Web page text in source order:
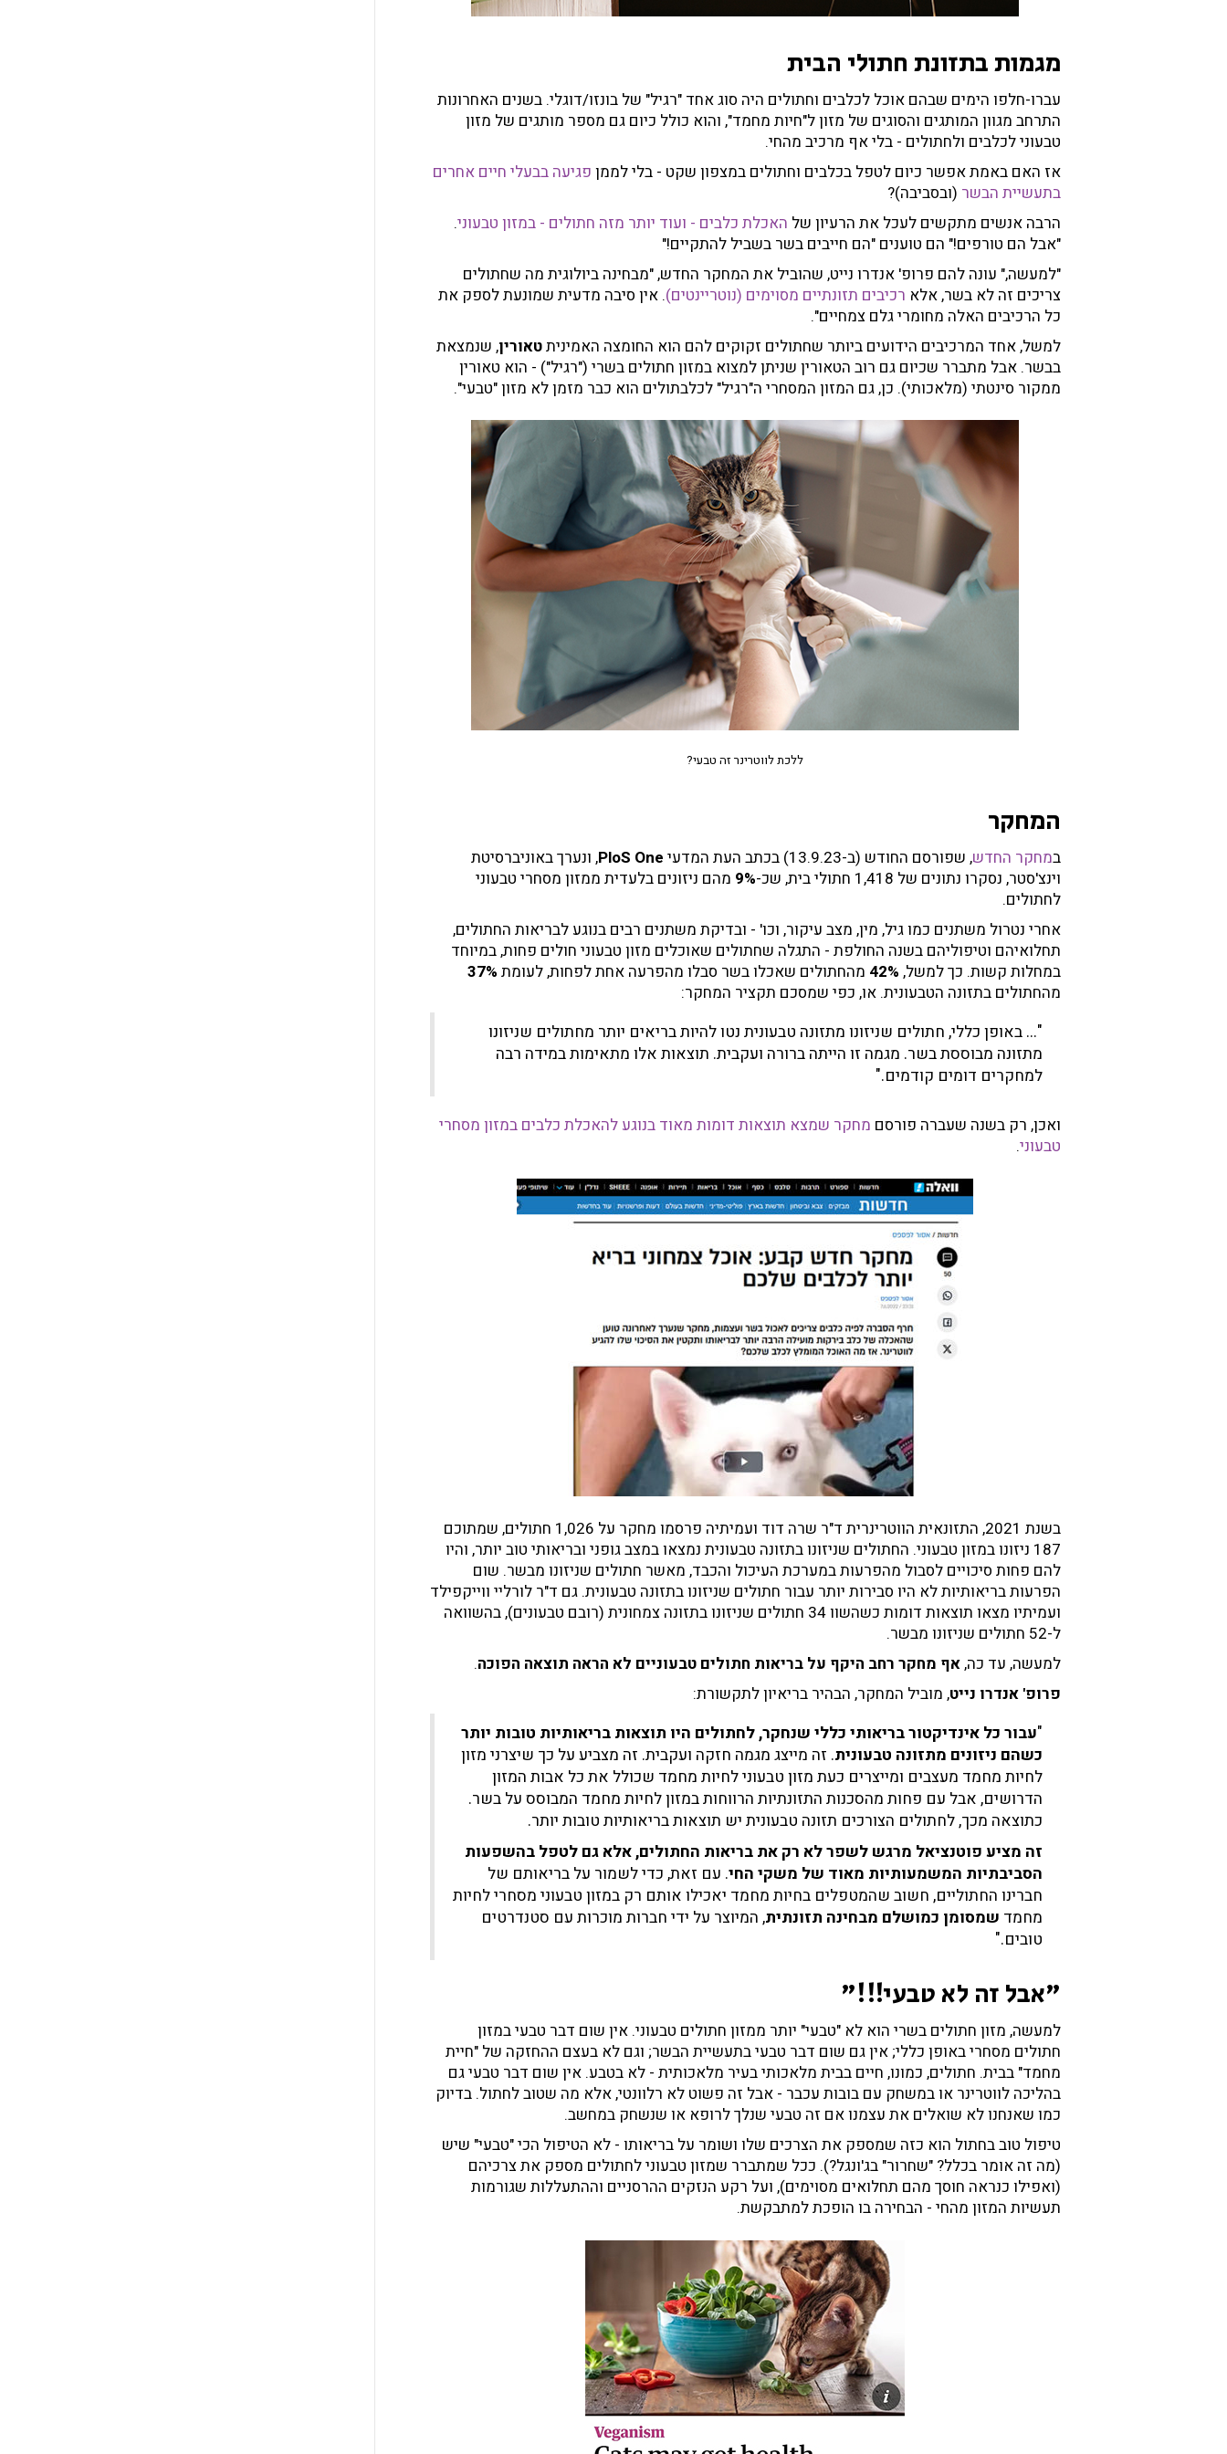
מגמות בתזונת חתולי הבית
עברו-חלפו הימים שבהם אוכל לכלבים וחתולים היה סוג אחד "רגיל" של בונזו/דוגלי. בשנים האחרונות
התרחב מגוון המותגים והסוגים של מזון ל"חיות מחמד", והוא כולל כיום גם מספר מותגים של מזון
טבעוני לכלבים ולחתולים - בלי אף מרכיב מהחי.
אז האם באמת אפשר כיום לטפל בכלבים וחתולים במצפון שקט - בלי לממן פגיעה בבעלי חיים אחרים
בתעשיית הבשר (ובסביבה)?
הרבה אנשים מתקשים לעכל את הרעיון של האכלת כלבים - ועוד יותר מזה חתולים - במזון טבעוני.
"אבל הם טורפים!" הם טוענים "הם חייבים בשר בשביל להתקיים!"
"למעשה," עונה להם פרופ' אנדרו נייט, שהוביל את המחקר החדש, "מבחינה ביולוגית מה שחתולים
צריכים זה לא בשר, אלא רכיבים תזונתיים מסוימים (נוטריינטים). אין סיבה מדעית שמונעת לספק את
כל הרכיבים האלה מחומרי גלם צמחיים".
למשל, אחד המרכיבים הידועים ביותר שחתולים זקוקים להם הוא החומצה האמיניתטאורין, שנמצאת
בבשר. אבל מתברר שכיום גם רוב הטאורין שניתן למצוא במזון חתולים בשרי ("רגיל") - הוא טאורין
ממקור סינטתי (מלאכותי). כן, גם המזון המסחרי ה"רגיל" לכלבתולים הוא כבר מזמן לא מזון "טבעי".
ללכת לווטרינר זה טבעי?
המחקר
במחקר החדש, שפורסם החודש (ב-13.9.23) בכתב העת המדעי PloS One, ונערך באוניברסיטת
וינצ'סטר, נסקרו נתונים של 1,418 חתולי בית, שכ-
9% מהם ניזונים בלעדית ממזון מסחרי טבעוני
לחתולים.
אחרי נטרול משתנים כמו גיל, מין, מצב עיקור, וכו' - ובדיקת משתנים רבים בנוגע לבריאות החתולים,
תחלואיהם וטיפוליהם בשנה החולפת - התגלה שחתולים שאוכלים מזון טבעוני חולים פחות, במיוחד
במחלות קשות. כך למשל, 42% מהחתולים שאכלו בשר סבלו מהפרעה אחת לפחות, לעומת 37%
מהחתולים בתזונה הטבעונית. או, כפי שמסכם תקציר המחקר:
"... באופן כללי, חתולים שניזונו מתזונה טבעונית נטו להיות בריאים יותר מחתולים שניזונו
מתזונה מבוססת בשר. מגמה זו הייתה ברורה ועקבית. תוצאות אלו מתאימות במידה רבה
למחקרים דומים קודמים."
ואכן, רק בשנה שעברה פורסם מחקר שמצא תוצאות דומות מאוד בנוגע להאכלת כלבים במזון מסחרי
טבעוני.
בשנת 2021, התזונאית הווטרינרית ד"ר שרה דוד ועמיתיה פרסמו מחקר על 1,026 חתולים, שמתוכם
187 ניזונו במזון טבעוני. החתולים שניזונו בתזונה טבעונית נמצאו במצב גופני ובריאותי טוב יותר, והיו
להם פחות סיכויים לסבול מהפרעות במערכת העיכול והכבד, מאשר חתולים שניזונו מבשר. שום
הפרעות בריאותיות לא היו סבירות יותר עבור חתולים שניזונו בתזונה טבעונית. גם ד"ר לורליי ווייקפילד
ועמיתיו מצאו תוצאות דומות כשהשוו 34 חתולים שניזונו בתזונה צמחונית (רובם טבעונים), בהשוואה
ל-52 חתולים שניזונו מבשר.
למעשה, עד כה,אף מחקר רחב היקף על בריאות חתולים טבעוניים לא הראה תוצאה הפוכה.
פרופ' אנדרו נייט, מוביל המחקר, הבהיר בריאיון לתקשורת:
"עבור כל אינדיקטור בריאותי כללי שנחקר, לחתולים היו תוצאות בריאותיות טובות יותר
כשהם ניזונים מתזונה טבעונית. זה מייצג מגמה חזקה ועקבית. זה מצביע על כך שיצרני מזון
לחיות מחמד מעצבים ומייצרים כעת מזון טבעוני לחיות מחמד שכולל את כל אבות המזון
הדרושים, אבל עם פחות מהסכנות התזונתיות הרווחות במזון לחיות מחמד המבוסס על בשר.
כתוצאה מכך, לחתולים הצורכים תזונה טבעונית יש תוצאות בריאותיות טובות יותר.
זה מציע פוטנציאל מרגש לשפר לא רק את בריאות החתולים, אלא גם לטפל בהשפעות
הסביבתיות המשמעותיות מאוד של משקי החי. עם זאת, כדי לשמור על בריאותם של
חברינו החתוליים, חשוב שהמטפלים בחיות מחמד יאכילו אותם רק במזון טבעוני מסחרי לחיות
מחמד שמסומן כמושלם מבחינה תזונתית, המיוצר על ידי חברות מוכרות עם סטנדרטים
טובים."
"אבל זה לא טבעי!!!"
למעשה, מזון חתולים בשרי הוא לא "טבעי" יותר ממזון חתולים טבעוני. אין שום דבר טבעי במזון
חתולים מסחרי באופן כללי; אין גם שום דבר טבעי בתעשיית הבשר; וגם לא בעצם ההחזקה של "חיית
מחמד" בבית. חתולים, כמונו, חיים בבית מלאכותי בעיר מלאכותית - לא בטבע. אין שום דבר טבעי גם
בהליכה לווטרינר או במשחק עם בובות עכבר - אבל זה פשוט לא רלוונטי, אלא מה שטוב לחתול. בדיוק
כמו שאנחנו לא שואלים את עצמנו אם זה טבעי שנלך לרופא או שנשחק במחשב.
טיפול טוב בחתול הוא כזה שמספק את הצרכים שלו ושומר על בריאותו - לא הטיפול הכי "טבעי" שיש
(מה זה אומר בכלל? "שחרור" בג'ונגל?). ככל שמתברר שמזון טבעוני לחתולים מספק את צרכיהם
(ואפילו כנראה חוסך מהם תחלואים מסוימים), ועל רקע הנזקים ההרסניים וההתעללות שגורמות
תעשיות המזון מהחי - הבחירה בו הופכת למתבקשת.